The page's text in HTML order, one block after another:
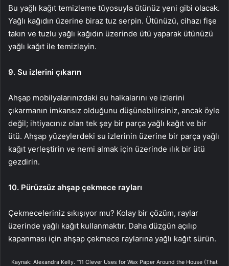
Bu yağlı kağıt temizleme tüyosuyla ütünüz yeni gibi olacak.
Yağlı kağıdın üzerine biraz tuz serpin. Ütünüzü, cihazı fişe
takın ve tuzlu yağlı kağıdın üzerinde ütü yaparak ütünüzü
yağlı kağıt ile temizleyin.
9. Su izlerini çıkarın
Ahşap mobilyalarınızdaki su halkalarını ve izlerini
çıkarmanın imkansız olduğunu düşünebilirsiniz, ancak öyle
değil; ihtiyacınız olan tek şey bir parça yağlı kağıt ve bir
ütü. Ahşap yüzeylerdeki su izlerinin üzerine bir parça yağlı
kağıt yerleştirin ve nemi almak için üzerinde ılık bir ütü
gezdirin.
10. Pürüzsüz ahşap çekmece rayları
Çekmeceleriniz sıkışıyor mu? Kolay bir çözüm, raylar
üzerinde yağlı kağıt kullanmaktır. Daha düzgün açılıp
kapanması için ahşap çekmece raylarına yağlı kağıt sürün.
Kaynak: Alexandra Kelly. “11 Clever Uses for Wax Paper Around the House (That